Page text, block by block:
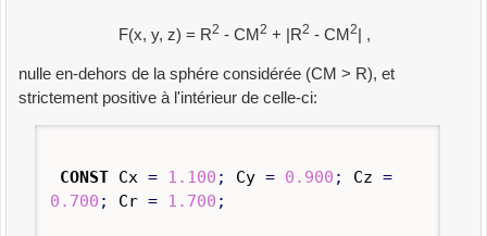
F(x, y, z) = R2 - CM 2 + |R2 - CM 2 | ,
nulle en-dehors de la sphére considérée (CM > R), et
strictement positive à l'intérieur de celle-ci:
CONST Cx= 1.100 ; Cy= 0.900 ; Cz=
0.700 ; Cr= 1.700 ;